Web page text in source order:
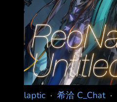
laptic · 希洽 C_Chat·